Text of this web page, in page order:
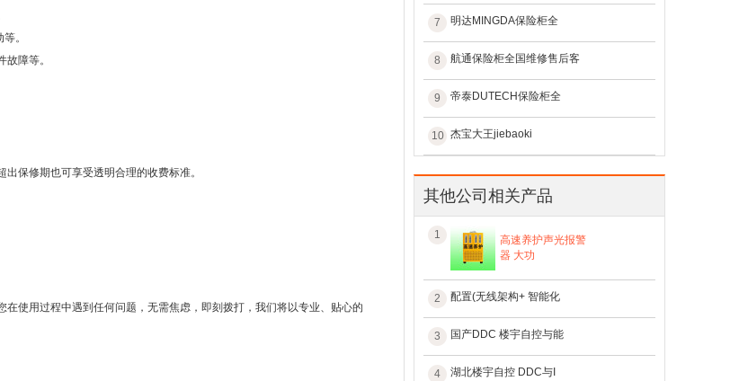
。
障等。
保修期也可享受透明合理的收费标准。
使用过程中遇到任何问题，无需焦虑，即刻拨打，我们将以专业、贴心的
7 明达MINGDA保险柜全
8 航通保险柜全国维修售后客
9 帝泰DUTECH保险柜全
10 杰宝大王jiebaoki
其他公司相关产品
1
高速养护声光报警
器 大功
2 配置(无线架构+ 智能化
3 国产DDC 楼宇自控与能
4 湖北楼宇自控 DDC与I